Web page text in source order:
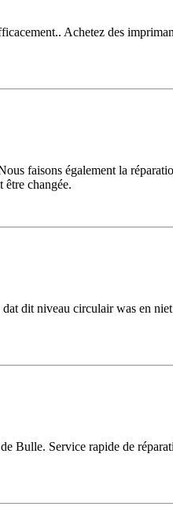
Achetez des
faisons également la
être changée.
dit niveau circulair was en
Bulle. Service rapide de